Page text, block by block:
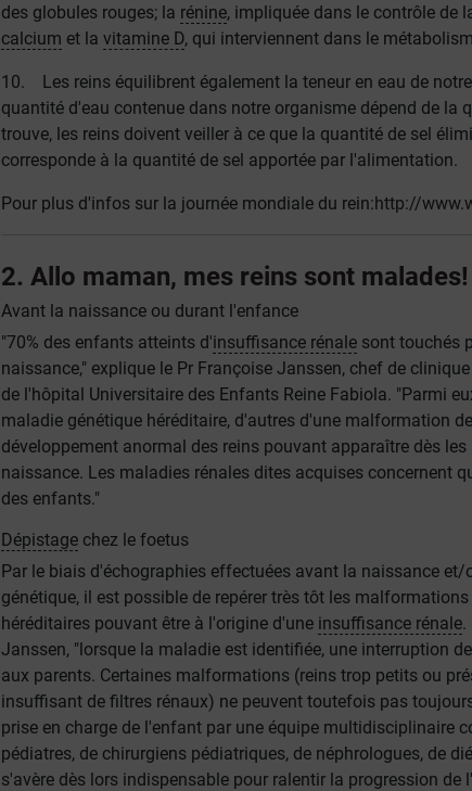
des globules rouges; la rénine, impliquée dans le contrôle de
calcium et la vitamine D, qui interviennent dans le
10. Les reins équilibrent également la teneur en eau de
quantité d'eau contenue dans notre organisme dépend de la
trouve, les reins doivent veiller à ce que la quantité de sel
corresponde à la quantité de sel apportée par l'alimentation.
Pour plus d'infos sur la journée mondiale du rein:http://
2. Allo maman, mes reins sont malades!
Avant la naissance ou durant l'enfance
"70% des enfants atteints d'insuffisance rénalesont touchés
naissance," explique le Pr Françoise Janssen, chef de
de l'hôpital Universitaire des Enfants Reine Fabiola. "Parmi
maladie génétique héréditaire, d'autres d'une malformation
développement anormal des reins pouvant apparaître dès
naissance. Les maladies rénales dites acquises concernent
des enfants."
Dépistagechez le foetus
Par le biais d'échographies effectuées avant la naissance et/
génétique, il est possible de repérer très tôt les
héréditaires pouvant être à l'origine d'une insuffisance rénale.
Janssen, "lorsque la maladie est identifiée, une interruption
aux parents. Certaines malformations (reins trop petits ou
insuffisant de filtres rénaux) ne peuvent toutefois pas
prise en charge de l'enfant par une équipe multidisciplinaire
pédiatres, de chirurgiens pédiatriques, de néphrologues, de
s'avère dès lors indispensable pour ralentir la progression de l'